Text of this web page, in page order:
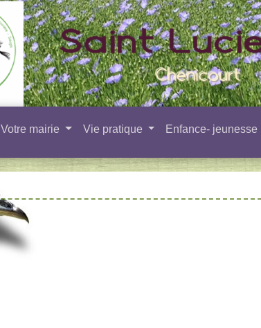
Votre mairie Vie pratique Enfance- jeunesse